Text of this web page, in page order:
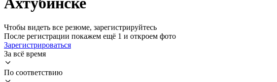
Чтобы видеть все резюме, зарегистрируйтесь
После регистрации покажем ещё 1 и откроем фото
Зарегистрироваться
За всё время
По соответствию